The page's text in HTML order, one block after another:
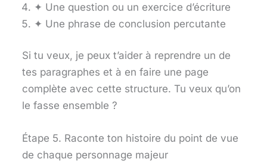
✦ Une question ou un exercice d’écriture
✦ Une phrase de conclusion percutante
Si tu veux, je peux t’aider à reprendre un de
tes paragraphes et à en faire une page
complète avec cette structure. Tu veux qu’on
le fasse ensemble ?
Étape 5. Raconte ton histoire du point de vue
de chaque personnage majeur